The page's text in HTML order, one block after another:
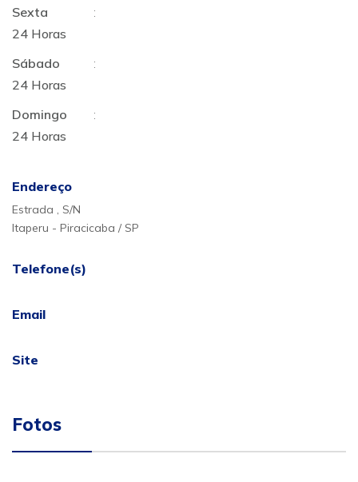
Sexta
:
24 Horas
Sábado
:
24 Horas
Domingo
:
24 Horas
Endereço
Estrada , S/N
Itaperu - Piracicaba / SP
Telefone(s)
Email
Site
Fotos